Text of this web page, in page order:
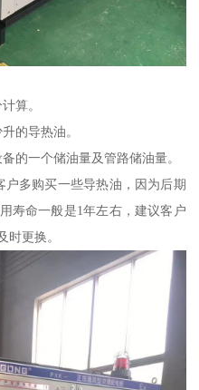
算。
的导热油。
的一个储油量及管路储油量。
多购买一些导热油，因为后期
寿命一般是1年左右，建议客户
时更换。